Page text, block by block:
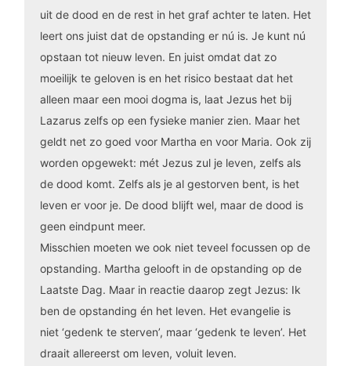
uit de dood en de rest in het graf achter te laten. Het
leert ons juist dat de opstanding er nú is. Je kunt nú
opstaan tot nieuw leven. En juist omdat dat zo
moeilijk te geloven is en het risico bestaat dat het
alleen maar een mooi dogma is, laat Jezus het bij
Lazarus zelfs op een fysieke manier zien. Maar het
geldt net zo goed voor Martha en voor Maria. Ook zij
worden opgewekt: mét Jezus zul je leven, zelfs als
de dood komt. Zelfs als je al gestorven bent, is het
leven er voor je. De dood blijft wel, maar de dood is
geen eindpunt meer.
Misschien moeten we ook niet teveel focussen op de
opstanding. Martha gelooft in de opstanding op de
Laatste Dag. Maar in reactie daarop zegt Jezus: Ik
ben de opstanding én het leven. Het evangelie is
niet ‘gedenk te sterven’, maar ‘gedenk te leven’. Het
draait allereerst om leven, voluit leven.